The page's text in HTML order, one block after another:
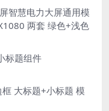
智慧电力大屏通用模
两套 绿色+浅色
标题组件
大标题+小标题 模